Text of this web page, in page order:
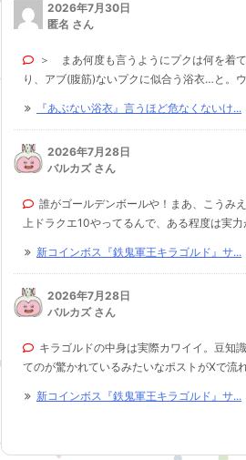
2026年7月30日
匿名 さん
＞ まあ何度も言うようにプクは何を着
り、アブ(腹筋)ないプクに似合う浴衣…と。
『あぶない浴衣』言うほど危なくないけ...
2026年7月28日
バルカズ さん
誰がゴールデンボールや！まあ、こうみ
上ドラクエ10やってるんで、ある程度は実力
新コインボス『鉄鬼軍王キラゴルド』サ...
2026年7月28日
バルカズ さん
キラゴルドの中身は実際カワイイ。豆知
てのが驚かれているみたいなポストがXで流
新コインボス『鉄鬼軍王キラゴルド』サ...